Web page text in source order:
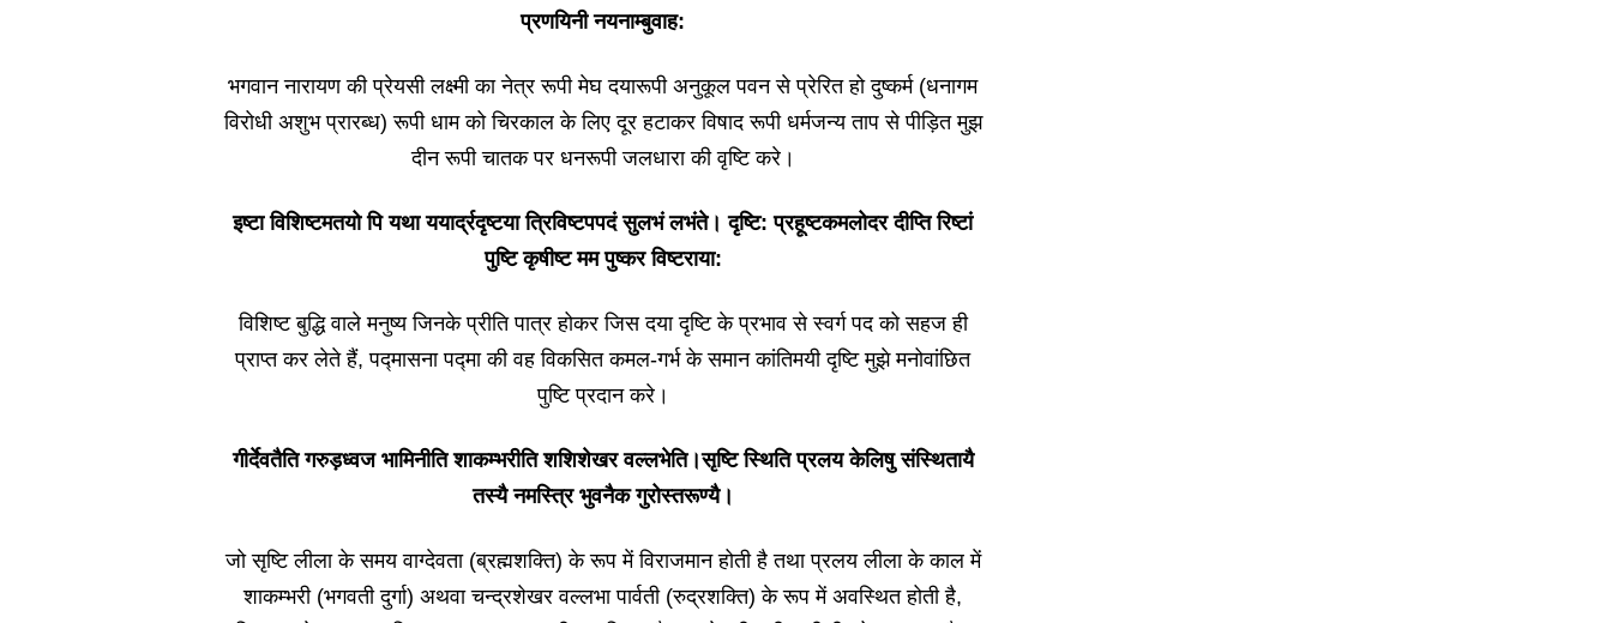
प्रणयिनी नयनाम्बुवाह:
भगवान नारायण की प्रेयसी लक्ष्मी का नेत्र रूपी मेघ दयारूपी अनुकूल पवन से प्रेरित हो दुष्कर्म (धनागम
विरोधी अशुभ प्रारब्ध) रूपी धाम को चिरकाल के लिए दूर हटाकर विषाद रूपी धर्मजन्य ताप से पीड़ित मुझ
दीन रूपी चातक पर धनरूपी जलधारा की वृष्टि करे।
इष्टा विशिष्टमतयो पि यथा ययार्द्रदृष्टया त्रिविष्टपपदं सुलभं लभंते। दृष्टि:प्रहूष्टकमलोदर दीप्ति रिष्टां
पुष्टि कृषीष्ट मम पुष्कर विष्टराया:
विशिष्ट बुद्धि वाले मनुष्य जिनके प्रीति पात्र होकर जिस दया दृष्टि के प्रभाव से स्वर्ग पद को सहज ही
प्राप्त कर लेते हैं, पद्‍मासना पद्‍मा की वह विकसित कमल-गर्भ के समान कांतिमयी दृष्टि मुझे मनोवांछित
पुष्टि प्रदान करे।
गीर्देवतैति गरुड़ध्वज भामिनीति शाकम्भरीति शशिशेखर वल्लभेति।सृष्टि स्थिति प्रलय केलिषु संस्थितायै
तस्यै ‍नमस्त्रि भुवनैक गुरोस्तरूण्यै।
जो सृष्टि लीला के समय वाग्देवता (ब्रह्मशक्ति) के रूप में विराजमान होती है तथा प्रलय लीला के काल में
शाकम्भरी (भगवती दुर्गा) अथवा चन्द्रशेखर वल्लभा पार्वती (रुद्रशक्ति) के रूप में अवस्थित होती है,